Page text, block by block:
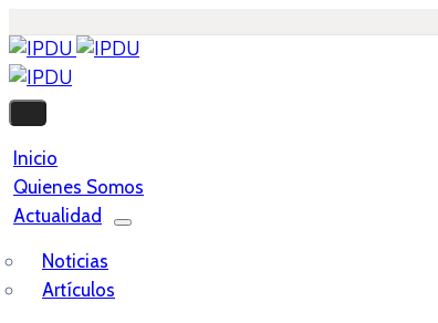
Inicio
Quienes Somos
Actualidad
Noticias
Artículos